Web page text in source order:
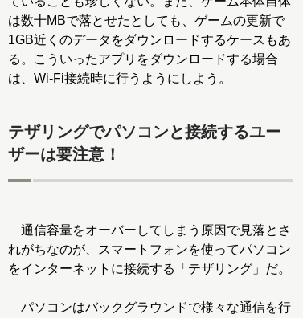
は数十MBで落とせたとしても、ゲームの更新で
1GB近くのデータをダウンロードするケースもあ
る。こういったアプリをダウンロードする場合
は、Wi-Fi接続時に行うようにしよう。
テザリングでパソコンと接続するユー
ザーは要注意！
通信容量をオーバーしてしまう原因で見落とさ
れがちなのが、スマートフォンを使ってパソコン
をインターネットに接続する「テザリング」だ。
パソコンはバックグラウンドで様々な通信を行